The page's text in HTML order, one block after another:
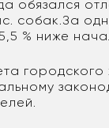
обязался
собак.За
% ниже
городского